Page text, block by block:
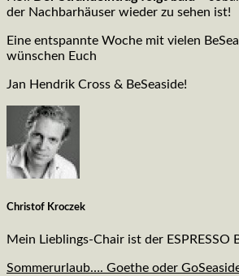
der Nachbarhäuser wieder zu sehen ist!
Eine entspannte Woche mit vielen
wünschen Euch
Jan Hendrik Cross & BeSeaside!
Christof Kroczek
Mein Lieblings-Chair ist der ESPRESSO
Sommerurlaub…. Goethe oder